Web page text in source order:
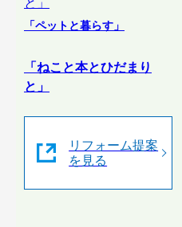
「ペットと暮らす」
「ねこと本とひだまり
と」
リフォーム提案
を見る